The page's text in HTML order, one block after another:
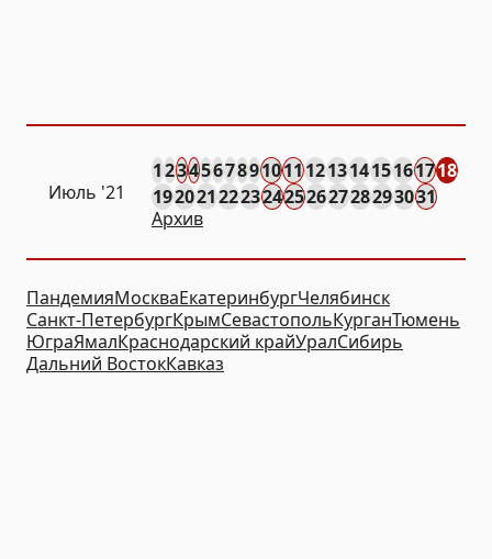
Июль '21
123456789101112131415161718
19202122232425262728293031
Архив
ПандемияМоскваЕкатеринбургЧелябинск
Санкт-ПетербургКрымСевастопольКурганТюмень
ЮграЯмалКраснодарский крайУралСибирь
Дальний ВостокКавказ